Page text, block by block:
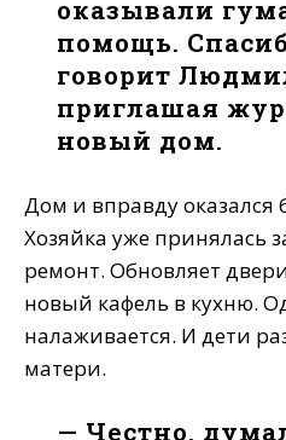
оказывали
помощь.
говорит
приглашая
новый дом.
Дом и вправду
Хозяйка уже принялась
ремонт. Обновляет
новый кафель в кухню.
налаживается. И дети
матери.
— Честно,